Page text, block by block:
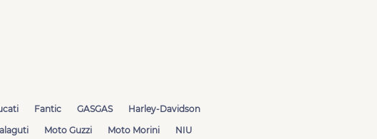
Fantic GASGAS
Harley-Davidson
Moto Guzzi Moto Morini
NIU